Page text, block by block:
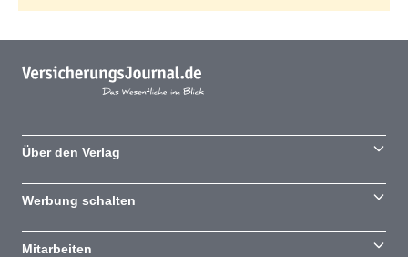
Über den Verlag
Werbung schalten
Mitarbeiten